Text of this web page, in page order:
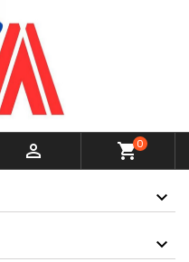
 shopping_cart0